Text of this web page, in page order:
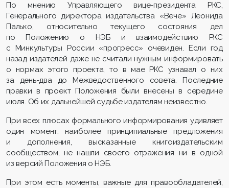
По мнению Управляющего вице-президента РКС,
Генерального директора издательства «Вече» Леонида
Палько, относительно текущего состояния дел
по Положению о НЭБ и взаимодействию РКС
с Минкультуры России «прогресс» очевиден. Если год
назад издателей даже не считали нужным информировать
о нормах этого проекта, то в мае РКС узнавал о них
за день-два до Межведоственного совета. Последние
правки в проект Положения были внесены в середине
июля. Об их дальнейшей судьбе издателям неизвестно.
При всех плюсах формального информирования удивляет
один момент: наиболее принципиальные предложения
и дополнения, высказанные книгоиздательским
сообществом, не нашли своего отражения ни в одной
из версий Положения о НЭБ.
При этом есть моменты, важные для правообладателей,